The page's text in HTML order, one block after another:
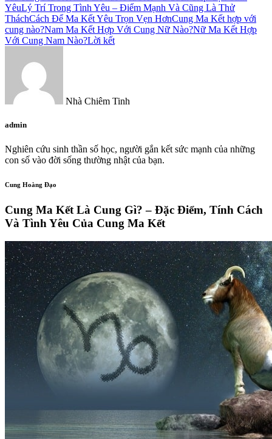
YêuLý Trí Trong Tình Yêu – Điểm Mạnh Và Cũng Là Thử
TháchCách Để Ma Kết Yêu Trọn Vẹn HơnCung Ma Kết hợp với
cung nào?Nam Ma Kết Hợp Với Cung Nữ Nào?Nữ Ma Kết Hợp
Với Cung Nam Nào?Lời kết
Nhà Chiêm Tinh
admin
Nghiên cứu sinh thần số học, người gắn kết sức mạnh của những
con số vào đời sống thường nhật của bạn.
Cung Hoàng Đạo
Cung Ma Kết Là Cung Gì? – Đặc Điểm, Tính Cách
Và Tình Yêu Của Cung Ma Kết